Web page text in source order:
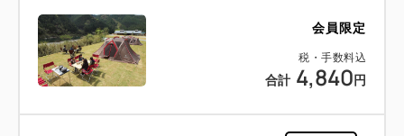
会員限定
税・手数料込
合計 4,840 円